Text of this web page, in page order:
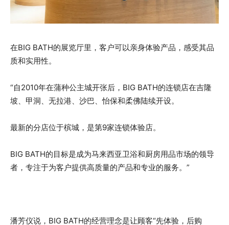
在BIG BATH的展览厅里，客户可以亲身体验产品，感受其品
质和实用性。
“自2010年在蒲种公主城开张后，BIG BATH的连锁店在吉隆
坡、甲洞、无拉港、沙巴、怡保和柔佛陆续开设。
最新的分店位于槟城，是第9家连锁体验店。
BIG BATH的目标是成为马来西亚卫浴和厨房用品市场的领导
者，专注于为客户提供高质量的产品和专业的服务。”
潘芳仪说，BIG BATH的经营理念是让顾客“先体验，后购